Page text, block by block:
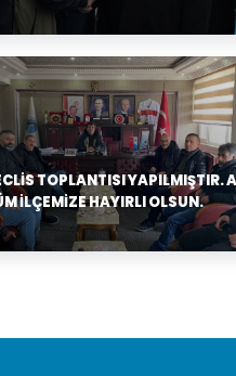
TOPLANTISI YAPILMIŞTIR.
ILÇEMIZE HAYIRLI OLSUN.